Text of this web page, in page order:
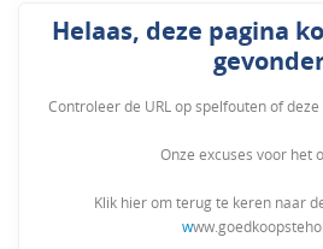
Helaas, deze pagina
Controleer de URL op spelfouten of
Onze excuses voor het
Klik hier om terug te keren naar
w